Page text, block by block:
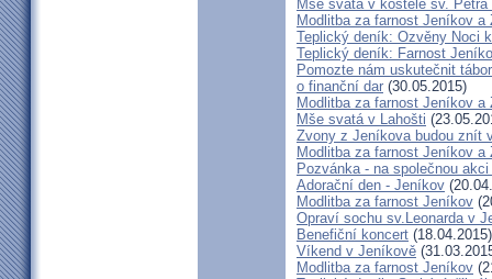
Mše svatá v kostele sv.
Modlitba za farnost Jeníkov a
Teplický deník: Ozvěny Noci
Teplický deník: Farnost
Pomozte nám uskutečnit
o finanční dar (30.05.2015)
Modlitba za farnost Jeníkov a
Mše svatá v Lahošti
Zvony z Jeníkova budou znít
Modlitba za farnost Jeníkov a
Pozvánka - na společnou
Adorační den - Jeníkov
Modlitba za farnost Jeníkov
Opraví sochu sv.Leonarda v
Benefiční koncert (18.04.2015)
Víkend v Jeníkově
Modlitba za farnost Jeníkov